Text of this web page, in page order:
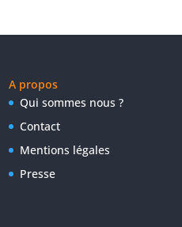
A propos
Qui sommes nous ?
Contact
Mentions légales
Presse